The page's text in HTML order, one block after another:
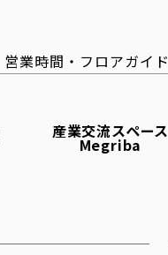
営業時間・フロアガイド
産業交流スペース
Megriba